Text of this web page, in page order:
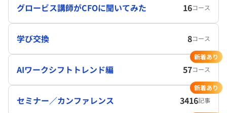
グロービス講師がCFOに聞いてみた 16コース
学び交換 8コース
AIワークシフトトレンド編 57コース
新着あり
セミナー／カンファレンス 3416記事
新着あり